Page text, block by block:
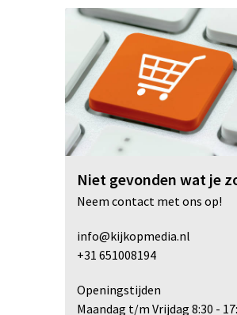
Niet gevonden wat je
Neem contact met ons op!
info@kijkopmedia.nl
+31 651008194
Openingstijden
Maandag t/m Vrijdag 8:30 -